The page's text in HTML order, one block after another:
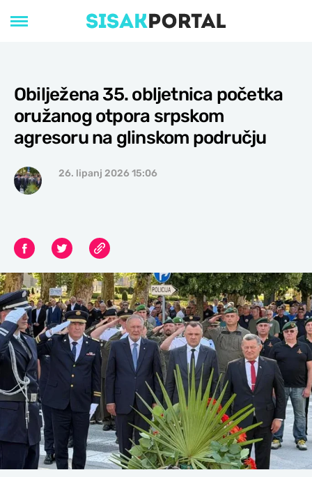
Obilježena 35. obljetnica početka
oružanog otpora srpskom
agresoru na glinskom području
26. lipanj 2026 15:06